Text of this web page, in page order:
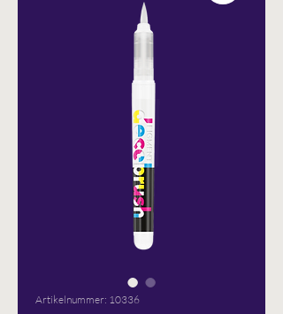
Artikelnummer: 10336